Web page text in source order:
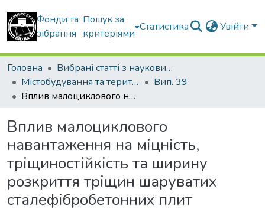
Фонди та
зібрання
Пошук за
критеріями
Статистика Увійти
Головна
Вибрані статті з наукових збірників КНУБА
Містобудування та територіальне планування
Вип. 39
Вплив малоциклового навантаження на міцність, тріщиностійкість та ширину розкриття тріщин шаруватих сталефібробетонних плит
Вплив малоциклового
навантаження на міцність,
тріщиностійкість та ширину
розкриття тріщин шаруватих
сталефібробетонних плит